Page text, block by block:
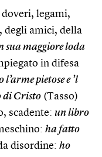
legami,
degli amici, della
sua maggiore loda
in difesa
l’arme pietose e ’l
di Cristo (Tasso)
scadente: un libro
ha fatto
disordine: ho